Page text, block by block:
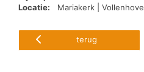
Locatie:
Mariakerk | Vollenhove
terug